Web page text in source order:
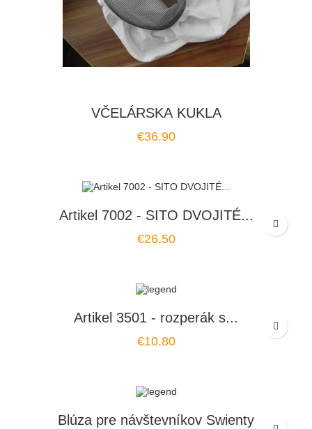
VČELÁRSKA KUKLA
Price
€36.90
Artikel 7002 - SITO DVOJITÉ...
Price
€26.50
Artikel 3501 - rozperák s...
Price
€10.80
Blúza pre návštevníkov Swienty